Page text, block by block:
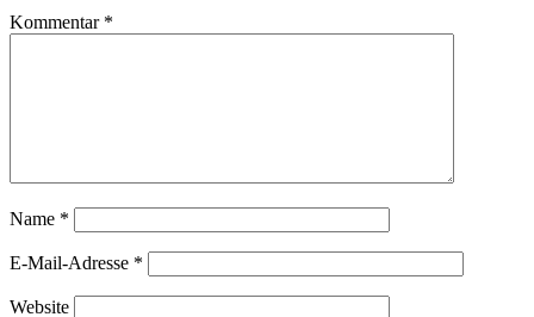
Kommentar *
Name *
E-Mail-Adresse *
Website